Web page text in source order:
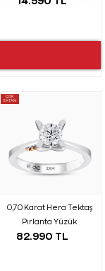
ÇOK
SATAN
0,70 Karat Hera Tektaş
Pırlanta Yüzük
82.990 TL